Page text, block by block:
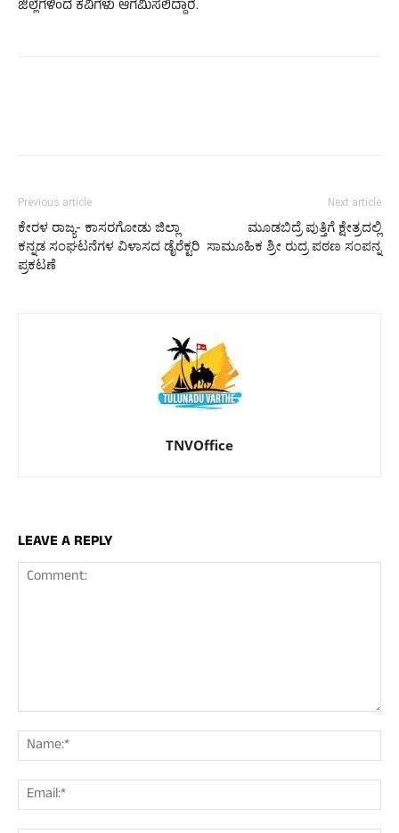
ಜಿಲ್ಲೆಗಳಿಂದ ಕವಿಗಳು ಆಗಮಿಸಲಿದ್ದಾರೆ.
Previous article
ಕೇರಳ ರಾಜ್ಯ- ಕಾಸರಗೋಡು ಜಿಲ್ಲಾ
ಕನ್ನಡ ಸಂಘಟನೆಗಳ ವಿಳಾಸದ ಡೈರೆಕ್ಟರಿ
ಪ್ರಕಟಣೆ
Next article
ಮೂಡಬಿದ್ರೆ ಪುತ್ತಿಗೆ ಕ್ಷೇತ್ರದಲ್ಲಿ
ಸಾಮೂಹಿಕ ಶ್ರೀ ರುದ್ರ ಪಠಣ ಸಂಪನ್ನ
TNVOffice
LEAVE A REPLY